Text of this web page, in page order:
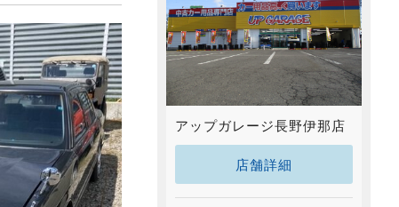
アップガレージ長野伊那店
店舗詳細